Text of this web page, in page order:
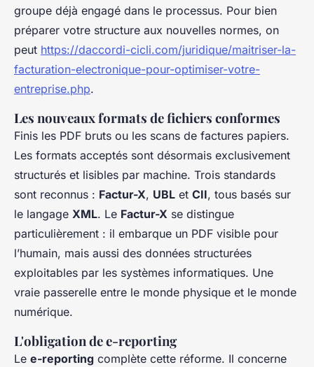
groupe déjà engagé dans le processus. Pour bien
préparer votre structure aux nouvelles normes, on
peut https://daccordi-cicli.com/juridique/maitriser-la-
facturation-electronique-pour-optimiser-votre-
entreprise.php.
Les nouveaux formats de fichiers conformes
Finis les PDF bruts ou les scans de factures papiers.
Les formats acceptés sont désormais exclusivement
structurés et lisibles par machine. Trois standards
sont reconnus : Factur-X, UBL et CII, tous basés sur
le langage XML. Le Factur-X se distingue
particulièrement : il embarque un PDF visible pour
l’humain, mais aussi des données structurées
exploitables par les systèmes informatiques. Une
vraie passerelle entre le monde physique et le monde
numérique.
L'obligation de e-reporting
Le e-reporting complète cette réforme. Il concerne